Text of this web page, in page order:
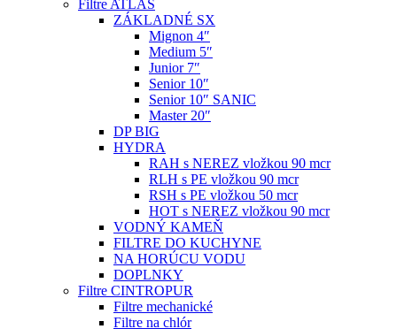
Filtre ATLAS
ZÁKLADNÉ SX
Mignon 4″
Medium 5″
Junior 7″
Senior 10″
Senior 10″ SANIC
Master 20″
DP BIG
HYDRA
RAH s NEREZ vložkou 90 mcr
RLH s PE vložkou 90 mcr
RSH s PE vložkou 50 mcr
HOT s NEREZ vložkou 90 mcr
VODNÝ KAMEŇ
FILTRE DO KUCHYNE
NA HORÚCU VODU
DOPLNKY
Filtre CINTROPUR
Filtre mechanické
Filtre na chlór